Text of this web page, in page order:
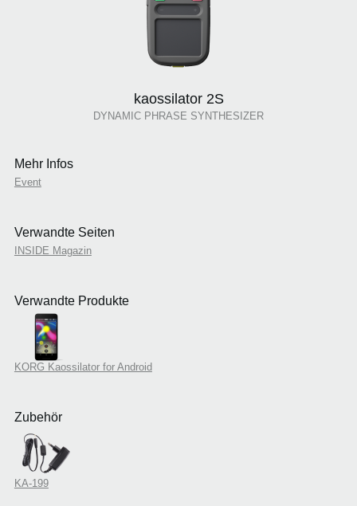
kaossilator 2S
DYNAMIC PHRASE SYNTHESIZER
Mehr Infos
Event
Verwandte Seiten
INSIDE Magazin
Verwandte Produkte
KORG Kaossilator for Android
Zubehör
KA-199